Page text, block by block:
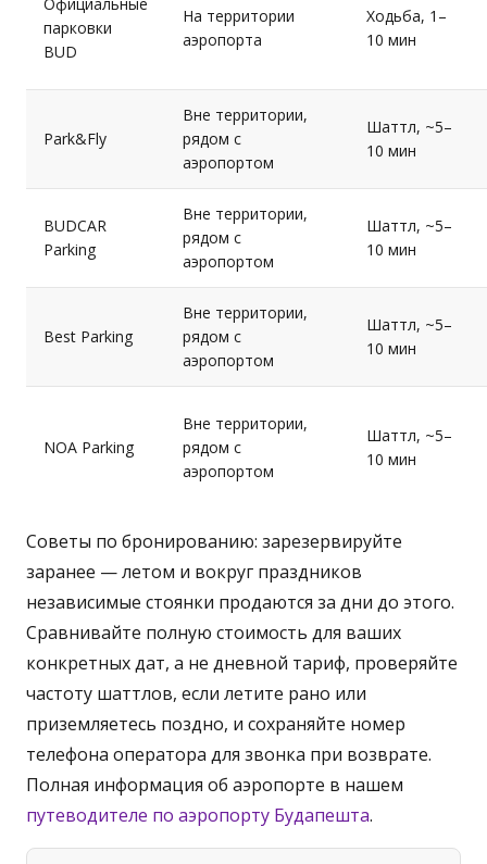
парковки
BUD
На территории
аэропорта
Ходьба, 1–
10 мин
Park&Fly
Вне территории,
рядом с
аэропортом
Шаттл, ~5–
10 мин
BUDCAR
Parking
Вне территории,
рядом с
аэропортом
Шаттл, ~5–
10 мин
Best Parking
Вне территории,
рядом с
аэропортом
Шаттл, ~5–
10 мин
NOA Parking
Вне территории,
рядом с
аэропортом
Шаттл, ~5–
10 мин
Советы по бронированию: зарезервируйте
заранее — летом и вокруг праздников
независимые стоянки продаются за дни до этого.
Сравнивайте полную стоимость для ваших
конкретных дат, а не дневной тариф, проверяйте
частоту шаттлов, если летите рано или
приземляетесь поздно, и сохраняйте номер
телефона оператора для звонка при возврате.
Полная информация об аэропорте в нашем
путеводителе по аэропорту Будапешта.